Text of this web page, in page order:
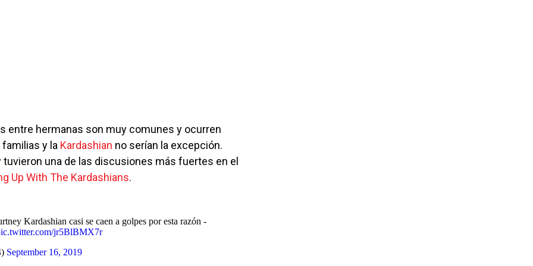
entre hermanas son muy comunes y ocurren
y la Kardashian no serían la excepción.
tuvieron una de las discusiones más fuertes en el
Up With The Kardashians.
Kardashian casi se caen a golpes por esta razón -
jr5BlBMX7r
September 16, 2019